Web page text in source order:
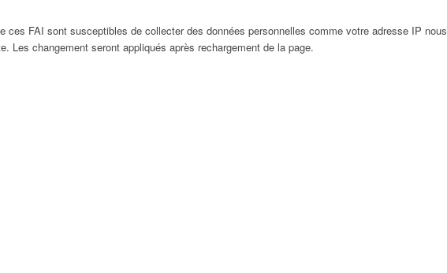
FAI sont susceptibles de collecter des données personnelles comme votre adresse IP nous
Les changement seront appliqués après rechargement de la page.